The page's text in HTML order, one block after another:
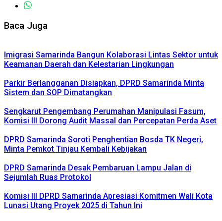
Baca Juga
Imigrasi Samarinda Bangun Kolaborasi Lintas Sektor untuk
Keamanan Daerah dan Kelestarian Lingkungan
Parkir Berlangganan Disiapkan, DPRD Samarinda Minta
Sistem dan SOP Dimatangkan
Sengkarut Pengembang Perumahan Manipulasi Fasum,
Komisi III Dorong Audit Massal dan Percepatan Perda Aset
DPRD Samarinda Soroti Penghentian Bosda TK Negeri,
Minta Pemkot Tinjau Kembali Kebijakan
DPRD Samarinda Desak Pembaruan Lampu Jalan di
Sejumlah Ruas Protokol
Komisi III DPRD Samarinda Apresiasi Komitmen Wali Kota
Lunasi Utang Proyek 2025 di Tahun Ini